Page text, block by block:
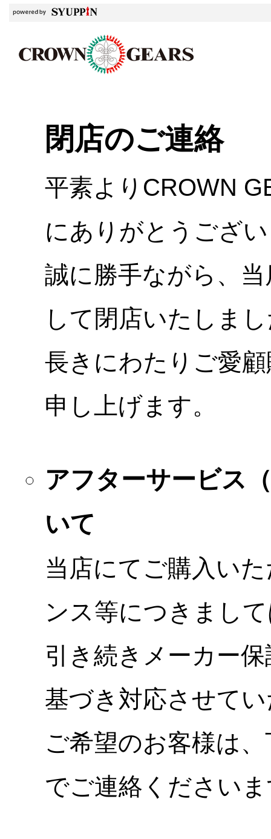
閉店のご連絡
平素よりCROWN
にありがとうござ
誠に勝手ながら、
して閉店いたしま
長きにわたりご愛
申し上げます。
アフターサービス
いて
当店にてご購入い
ンス等につきまし
引き続きメーカー
基づき対応させて
ご希望のお客様は
でご連絡ください